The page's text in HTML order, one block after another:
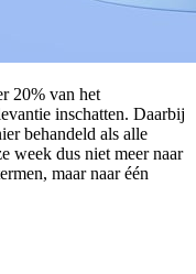
20% van het
inschatten. Daarbij
behandeld als alle
week dus niet meer naar
maar naar één